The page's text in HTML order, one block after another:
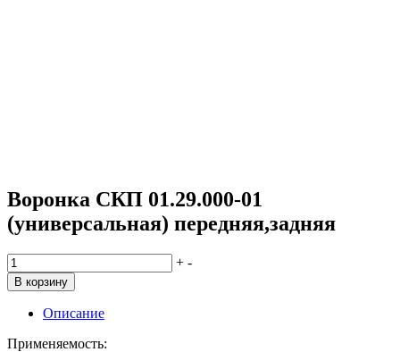
Воронка СКП 01.29.000-01
(универсальная) передняя,задняя
Количество
товара
Воронка
СКП
01.29.000-
01
+ -
В корзину
Описание
Применяемость: